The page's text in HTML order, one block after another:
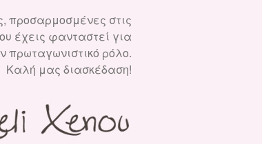
προσαρμοσμένες στις
έχεις φανταστεί για
πρωταγωνιστικό ρόλο.
Καλή μας διασκέδαση!